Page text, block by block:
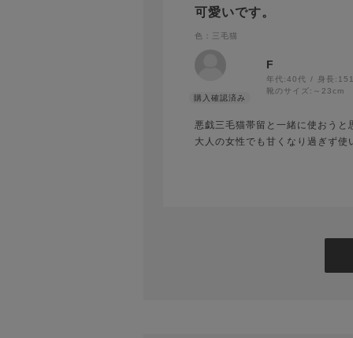
可愛いです。
色：三毛猫
F
年代:40代 身長:
靴のサイズ: ～23cm
悪戯三毛猫帯留と一緒に使おう
大人の女性でも甘くなり過ぎず使